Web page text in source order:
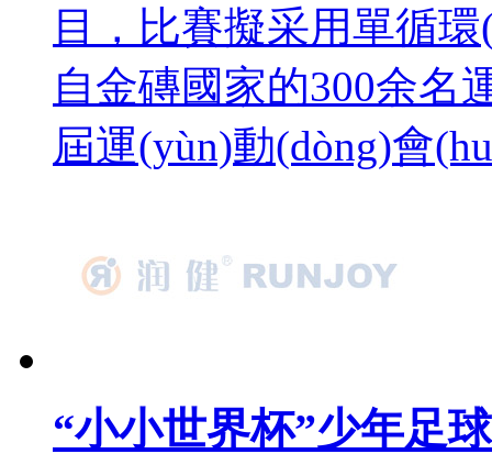
目，比賽擬采用單循環
自金磚國家的300余名
屆運(yùn)動(dòng)會
“小小世界杯”少年足